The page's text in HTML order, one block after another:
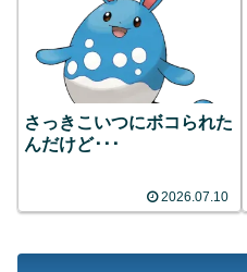
さっきこいつにボコられた
んだけど･･･
2026.07.10